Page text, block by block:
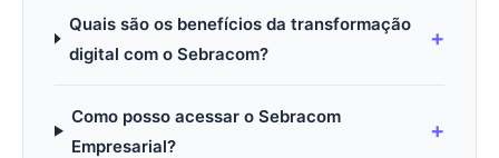
Quais são os benefícios da transformação
digital com o Sebracom?
Como posso acessar o Sebracom
Empresarial?